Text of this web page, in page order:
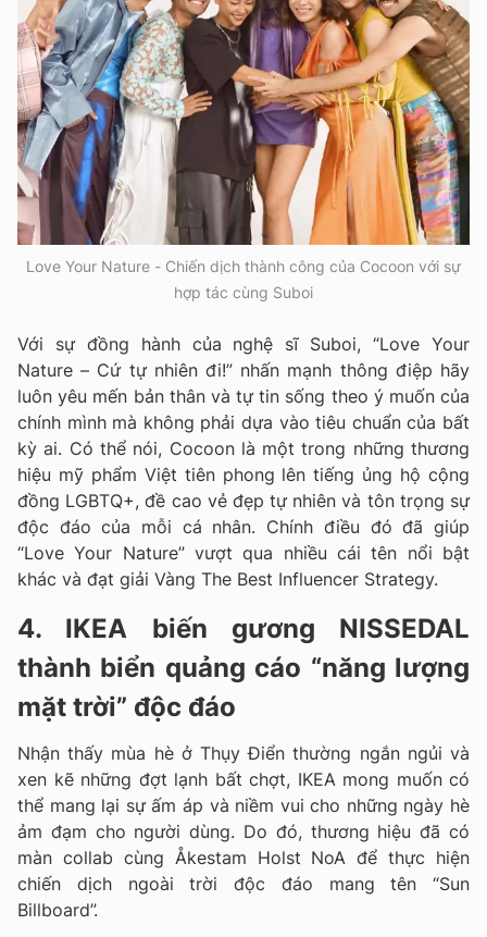
Love Your Nature - Chiến dịch thành công của Cocoon với sự
hợp tác cùng Suboi
Với sự đồng hành của nghệ sĩ Suboi, “Love Your
Nature – Cứ tự nhiên đi!” nhấn mạnh thông điệp hãy
luôn yêu mến bản thân và tự tin sống theo ý muốn của
chính mình mà không phải dựa vào tiêu chuẩn của bất
kỳ ai. Có thể nói, Cocoon là một trong những thương
hiệu mỹ phẩm Việt tiên phong lên tiếng ủng hộ cộng
đồng LGBTQ+, đề cao vẻ đẹp tự nhiên và tôn trọng sự
độc đáo của mỗi cá nhân. Chính điều đó đã giúp
“Love Your Nature” vượt qua nhiều cái tên nổi bật
khác và đạt giải Vàng The Best Influencer Strategy.
4. IKEA biến gương NISSEDAL
thành biển quảng cáo “năng lượng
mặt trời” độc đáo
Nhận thấy mùa hè ở Thụy Điển thường ngắn ngủi và
xen kẽ những đợt lạnh bất chợt, IKEA mong muốn có
thể mang lại sự ấm áp và niềm vui cho những ngày hè
ảm đạm cho người dùng. Do đó, thương hiệu đã có
màn collab cùng Åkestam Holst NoA để thực hiện
chiến dịch ngoài trời độc đáo mang tên “Sun
Billboard”.